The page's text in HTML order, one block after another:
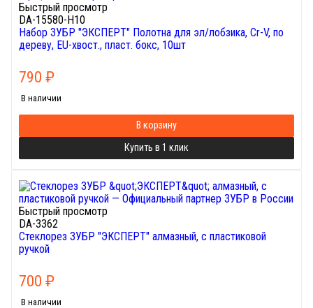
Быстрый просмотр
DA-15580-H10
Набор ЗУБР "ЭКСПЕРТ" Полотна для эл/лобзика, Cr-V, по
дереву, EU-хвост., пласт. бокс, 10шт
790 ₽
В наличии
В корзину
Купить в 1 клик
Быстрый просмотр
DA-3362
Стеклорез ЗУБР "ЭКСПЕРТ" алмазный, с пластиковой
ручкой
700 ₽
В наличии